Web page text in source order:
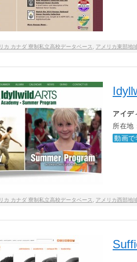
カ カナダ 寮制私立高校データベース アメリカ東部地
アイデ
所在地
動画で
カ カナダ 寮制私立高校データベース アメリカ西部地